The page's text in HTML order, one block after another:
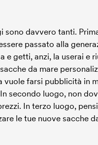
sono davvero tanti.
passato alla
getti, anzi, la userai
da mare
farsi pubblicità in
secondo luogo, non
In terzo luogo,
le tue nuove sacche